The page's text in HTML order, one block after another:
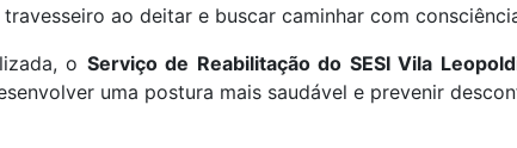
ao deitar e buscar caminhar com
o Serviço de Reabilitação do SESI Vila
uma postura mais saudável e prevenir